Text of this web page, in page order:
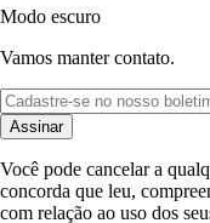
Modo escuro
Vamos manter contato.
Assinar
Você pode cancelar a
concorda que leu,
com relação ao uso dos